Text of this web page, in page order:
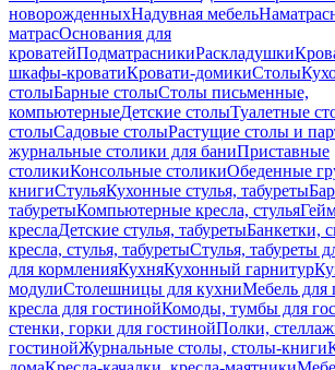
новорожденныхНадувная мебель
матрасОснования для
кроватейПодматрасникиРаскладушки
шкафы-кроватиКровати-домикиСтолы
столыБарные столыСтолы письменные,
компьютерныеДетские столыТуалетные
столыСадовые столыРастущие столы и
журнальные столики для баниПриставные
столикиКонсольные столикиОбеденные
книгиСтульяКухонные стулья, табуреты
табуретыКомпьютерные кресла, стулья
креслаДетские стулья, табуретыБанкетки,
кресла, стулья, табуретыСтулья, табуреты
для кормленияКухняКухонный гарнитур
модулиСтолешницы для кухниМебель для
кресла для гостинойКомоды, тумбы для
стенки, горки для гостинойПолки,
гостинойЖурнальные столы, столы-книги